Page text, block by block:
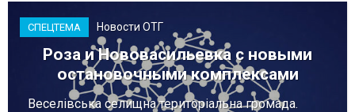
СПЕЦТЕМА Новости ОТГ
Роза и Нововасильевка с новыми
остановочными комплексами
Веселівська селищна територіальна громада.